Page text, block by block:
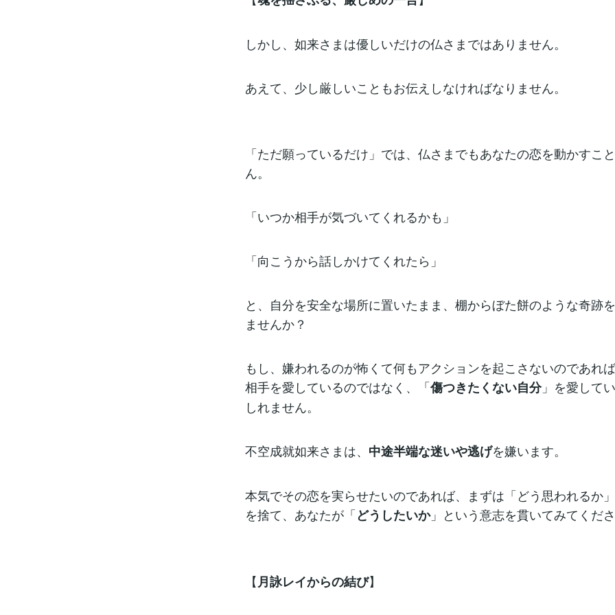
しかし、如来さまは優しいだけの仏さまではありません。
あえて、少し厳しいこともお伝えしなければなりません。
「ただ願っているだけ」では、仏さまでもあなたの恋を動かすこ
ん。
「いつか相手が気づいてくれるかも」
「向こうから話しかけてくれたら」
と、自分を安全な場所に置いたまま、棚からぼた餅のような奇跡
ませんか？
もし、嫌われるのが怖くて何もアクションを起こさないのであれ
相手を愛しているのではなく、「傷つきたくない自分」を愛して
しれません。
不空成就如来さまは、 中途半端な迷いや逃げを嫌います。
本気でその恋を実らせたいのであれば、まずは「どう思われるか
を捨て、あなたが「どうしたいか」という意志を貫いてみてくださ
【月詠レイからの結び】